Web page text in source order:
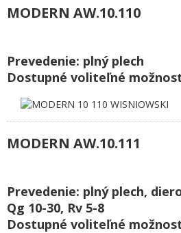
MODERN AW.10.110
Prevedenie: plný plech
Dostupné voliteľné
MODERN AW.10.111
Prevedenie: plný plech,
Qg 10-30, Rv 5-8
Dostupné voliteľné